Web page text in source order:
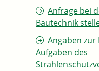
Anfrage bei
Bautechnik
Angaben
Aufgaben des